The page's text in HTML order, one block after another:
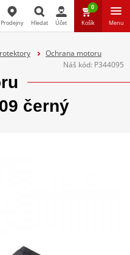
Hledat
Prodejny Hledat Účet
0
Košík Menu
Ochrana motoru
Náš kód: P344095
černý